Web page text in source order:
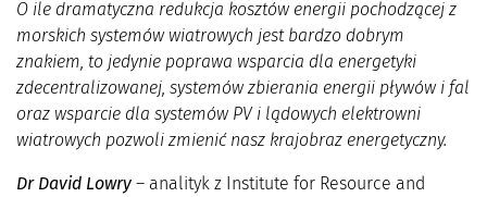
O ile dramatyczna redukcja kosztów energii pochodzącej z
morskich systemów wiatrowych jest bardzo dobrym
znakiem, to jedynie poprawa wsparcia dla energetyki
zdecentralizowanej, systemów zbierania energii pływów i fal
oraz wsparcie dla systemów PV i lądowych elektrowni
wiatrowych pozwoli zmienić nasz krajobraz energetyczny.
Dr David Lowry – analityk z Institute for Resource and